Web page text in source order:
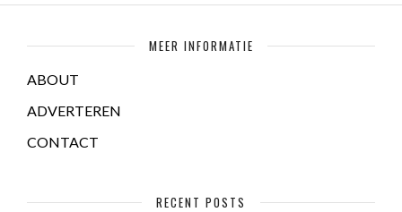
MEER INFORMATIE
ABOUT
ADVERTEREN
CONTACT
RECENT POSTS